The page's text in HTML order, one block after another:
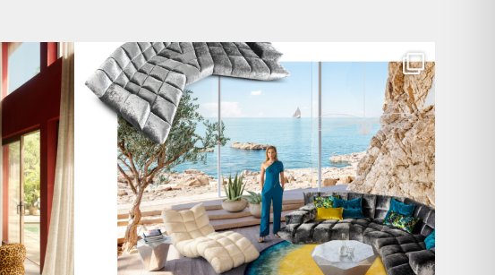
Für jeden Lieblingsplatz die passende Cloud. ☁️...
60